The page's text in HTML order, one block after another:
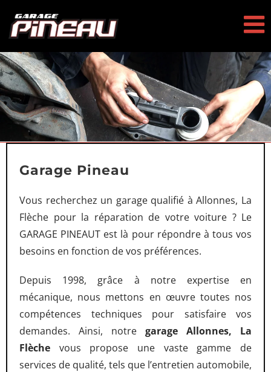
contenu
Garage Pineau
Vous recherchez un garage qualifié à Allonnes, La
Flèche pour la réparation de votre voiture ? Le
GARAGE PINEAUT est là pour répondre à tous vos
besoins en fonction de vos préférences.
Depuis 1998, grâce à notre expertise en
mécanique, nous mettons en œuvre toutes nos
compétences techniques pour satisfaire vos
demandes. Ainsi, notre garage Allonnes, La
Flèche vous propose une vaste gamme de
services de qualité, tels que l’entretien automobile,